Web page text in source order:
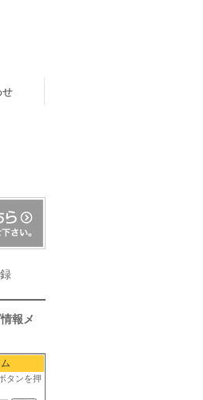
せ
報メ
タンを押